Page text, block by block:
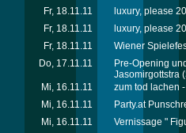
Fr, 18.11.11
luxury, please
Fr, 18.11.11
luxury, please
Fr, 18.11.11
Wiener
Do, 17.11.11
Pre-Opening
Jasomirgottstra
Mi, 16.11.11 zum tod lachen
Mi, 16.11.11
Party.at
Mi, 16.11.11
Vernissage "